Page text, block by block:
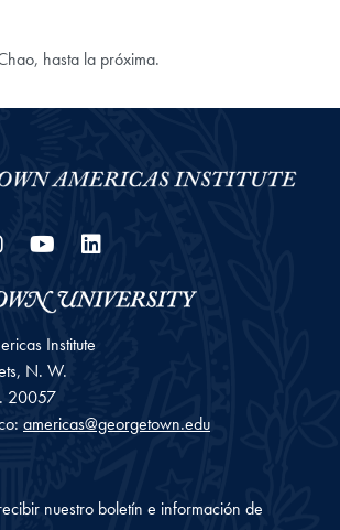
hasta la próxima.
Instagram
YouTube
Institute
N. W.
20057
americas@georgetown.edu
nuestro boletín e información de